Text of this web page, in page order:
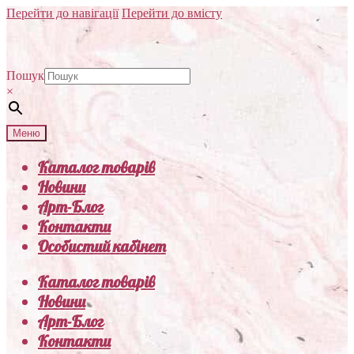
Перейти до навігації Перейти до вмісту
Пошук
×
Меню
Каталог товарів
Новини
Арт-Блог
Контакти
Особистий кабінет
Каталог товарів
Новини
Арт-Блог
Контакти